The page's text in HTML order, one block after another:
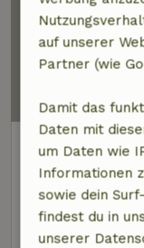
3 km Abstand
6 Personen3
auf unserer
Partner (wie
Damit das
Daten mit
um Daten wie
Informationen
sowie dein
findest du in
unserer